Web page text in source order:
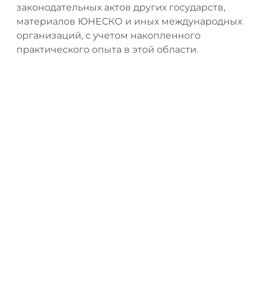
законодательных актов других государств,
материалов ЮНЕСКО и иных международных
организаций, с учетом накопленного
практического опыта в этой области.